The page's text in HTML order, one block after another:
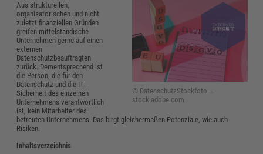
© DatenschutzStockfoto –
stock.adobe.com
Aus strukturellen,
organisatorischen und nicht
zuletzt finanziellen Gründen
greifen mittelständische
Unternehmen gerne auf einen
externen
Datenschutzbeauftragten
zurück. Dementsprechend ist
die Person, die für den
Datenschutz und die IT-
Sicherheit des einzelnen
Unternehmens verantwortlich
ist, kein Mitarbeiter des
betreuten Unternehmens. Das birgt gleichermaßen Potenziale, wie auch
Risiken.
Inhaltsverzeichnis